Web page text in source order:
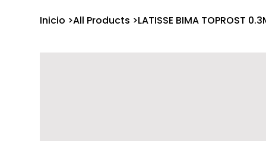
Inicio >All Products >LATISSE BIMA TOPROST